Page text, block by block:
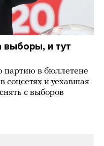
выборы, и тут
партию в бюллетене
и уехавшая
с выборов